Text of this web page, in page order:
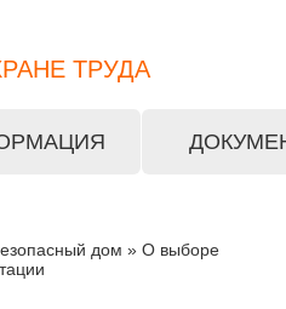
ТРУДА
дом » О выборе